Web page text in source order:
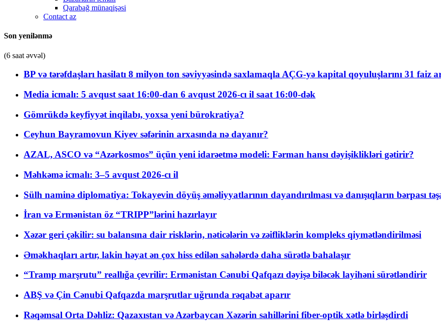
Qarabağ münaqişəsi
Contact az
Son yenilənmə
(6 saat əvvəl)
BP və tərəfdaşları hasilatı 8 milyon ton səviyyəsində saxlamaqla AÇG-yə kapital qoyuluşlarını 31 faiz
Media icmalı: 5 avqust saat 16:00-dan 6 avqust 2026-cı il saat 16:00-dək
Gömrükdə keyfiyyət inqilabı, yoxsa yeni bürokratiya?
Ceyhun Bayramovun Kiyev səfərinin arxasında nə dayanır?
AZAL, ASCO və “Azərkosmos” üçün yeni idarəetmə modeli: Fərman hansı dəyişiklikləri gətirir?
Məhkəmə icmalı: 3–5 avqust 2026-cı il
Sülh naminə diplomatiya: Tokayevin döyüş əməliyyatlarının dayandırılması və danışıqların bərpası
İran və Ermənistan öz “TRIPP”lərini hazırlayır
Xəzər geri çəkilir: su balansına dair risklərin, nəticələrin və zəifliklərin kompleks qiymətləndirilməsi
Əməkhaqları artır, lakin həyat ən çox hiss edilən sahələrdə daha sürətlə bahalaşır
“Tramp marşrutu” reallığa çevrilir: Ermənistan Cənubi Qafqazı dəyişə biləcək layihəni sürətləndirir
ABŞ və Çin Cənubi Qafqazda marşrutlar uğrunda rəqabət aparır
Rəqəmsal Orta Dəhliz: Qazaxıstan və Azərbaycan Xəzərin sahillərini fiber-optik xətlə birləşdirdi